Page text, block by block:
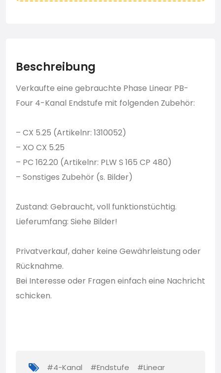
Beschreibung
Verkaufte eine gebrauchte Phase Linear PB-
Four 4-Kanal Endstufe mit folgenden Zubehör:
– CX 5.25 (Artikelnr: 1310052)
– XO CX 5.25
– PC 162.20 (Artikelnr: PLW S 165 CP 480)
– Sonstiges Zubehör (s. Bilder)
Zustand: Gebraucht, voll funktionstüchtig.
Lieferumfang: Siehe Bilder!
Privatverkauf, daher keine Gewährleistung oder
Rücknahme.
Bei Interesse oder Fragen einfach eine Nachricht
schicken.
#4-Kanal #Endstufe #Linear